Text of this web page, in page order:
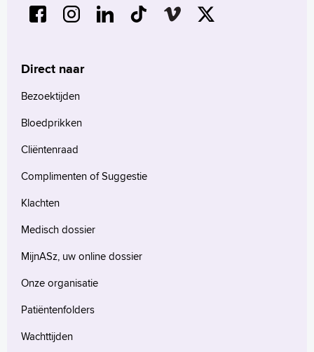
Verwijzers
Français
Polski
Direct naar
Bezoektijden
Bloedprikken
Cliëntenraad
Complimenten of Suggestie
Klachten
Medisch dossier
MijnASz, uw online dossier
Onze organisatie
Patiëntenfolders
Wachttijden